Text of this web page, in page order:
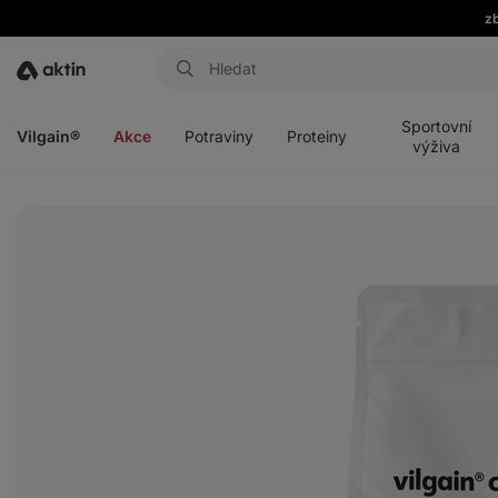
Aktin
Vilgain® Akce Potraviny Proteiny
Sportovní
výživa